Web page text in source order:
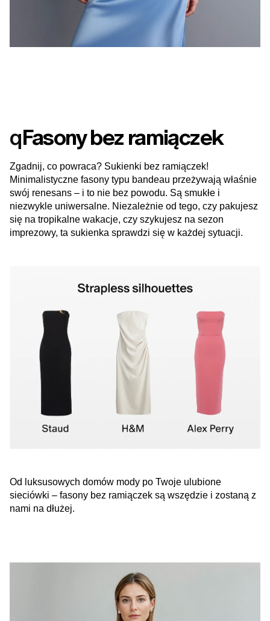
qFasony bez ramiączek
Zgadnij, co powraca? Sukienki bez ramiączek!
Minimalistyczne fasony typu bandeau przeżywają właśnie
swój renesans – i to nie bez powodu. Są smukłe i
niezwykle uniwersalne. Niezależnie od tego, czy pakujesz
się na tropikalne wakacje, czy szykujesz na sezon
imprezowy, ta sukienka sprawdzi się w każdej sytuacji.
Od luksusowych domów mody po Twoje ulubione
sieciówki – fasony bez ramiączek są wszędzie i zostaną z
nami na dłużej.